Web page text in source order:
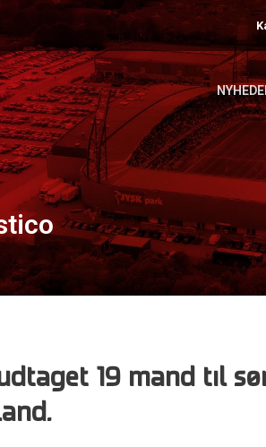
19 mand til